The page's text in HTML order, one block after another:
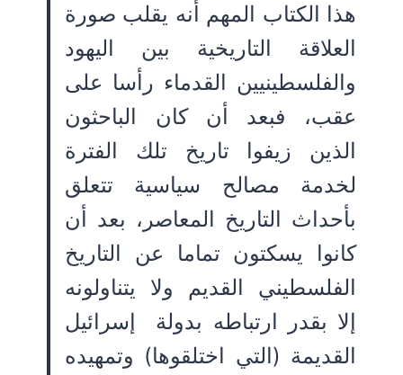
هذا الكتاب المهم أنه يقلب صورة
العلاقة التاريخية بين اليهود
والفلسطينيين القدماء رأسا على
عقب، فبعد أن كان الباحثون
الذين زيفوا تاريخ تلك الفترة
لخدمة مصالح سياسية تتعلق
بأحداث التاريخ المعاصر، بعد أن
كانوا يسكتون تماما عن التاريخ
الفلسطيني القديم ولا يتناولونه
إلا بقدر ارتباطه بدولة إسرائيل
القديمة (التي اختلقوها) وتمهيده